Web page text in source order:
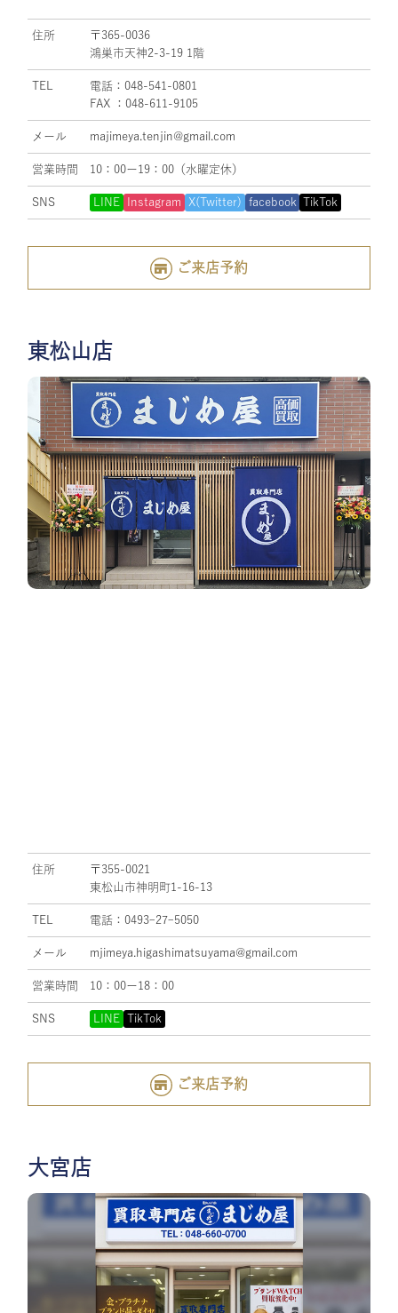
住所
〒365-0036
鴻巣市天神2-3-19 1階
TEL
電話：048-541-0801
FAX ：048-611-9105
メール majimeya.tenjin@gmail.com
営業時間 10：00ー19：00（水曜定休）
SNS LINE Instagram X(Twitter) facebook TikTok
ご来店予約
東松山店
住所
〒355-0021
東松山市神明町1-16-13
TEL 電話：0493ｰ27ｰ5050
メール mjimeya.higashimatsuyama@gmail.com
営業時間 10：00ー18：00
SNS LINE TikTok
ご来店予約
大宮店